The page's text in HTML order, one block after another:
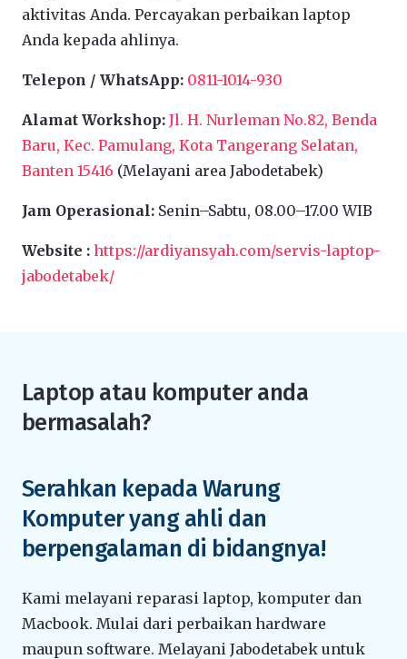
aktivitas Anda. Percayakan perbaikan laptop
Anda kepada ahlinya.
Telepon / WhatsApp: 0811-1014-930
Alamat Workshop: Jl. H. Nurleman No.82, Benda
Baru, Kec. Pamulang, Kota Tangerang Selatan,
Banten 15416 (Melayani area Jabodetabek)
Jam Operasional: Senin–Sabtu, 08.00–17.00 WIB
Website : https://ardiyansyah.com/servis-laptop-
jabodetabek/
Laptop atau komputer anda
bermasalah?
Serahkan kepada Warung
Komputer yang ahli dan
berpengalaman di bidangnya!
Kami melayani reparasi laptop, komputer dan
Macbook. Mulai dari perbaikan hardware
maupun software. Melayani Jabodetabek untuk